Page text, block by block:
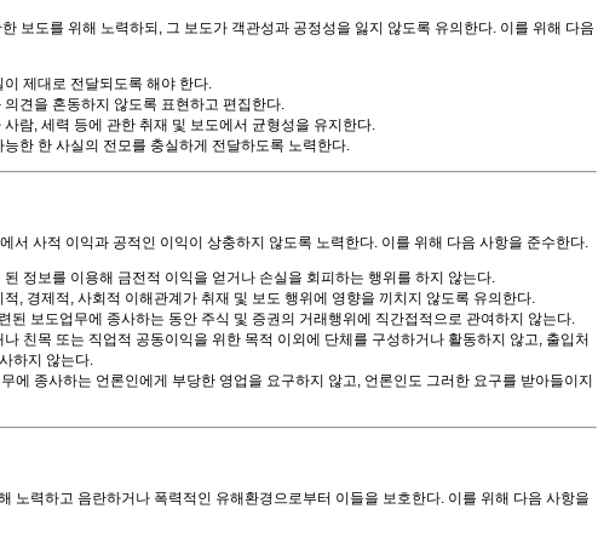
보도를 위해 노력하되, 그 보도가 객관성과 공정성을 잃지 않도록 유의한다. 이를 위해 다음
제대로 전달되도록 해야 한다.
견을 혼동하지 않도록 표현하고 편집한다.
람, 세력 등에 관한 취재 및 보도에서 균형성을 유지한다.
한 한 사실의 전모를 충실하게 전달하도록 노력한다.
서 사적 이익과 공적인 이익이 상충하지 않도록 노력한다. 이를 위해 다음 사항을 준수한다.
정보를 이용해 금전적 이익을 얻거나 손실을 회피하는 행위를 하지 않는다.
, 경제적, 사회적 이해관계가 취재 및 보도 행위에 영향을 끼치지 않도록 유의한다.
된 보도업무에 종사하는 동안 주식 및 증권의 거래행위에 직간접적으로 관여하지 않는다.
친목 또는 직업적 공동이익을 위한 목적 이외에 단체를 구성하거나 활동하지 않고, 출입처
하지 않는다.
에 종사하는 언론인에게 부당한 영업을 요구하지 않고, 언론인도 그러한 요구를 받아들이지
노력하고 음란하거나 폭력적인 유해환경으로부터 이들을 보호한다. 이를 위해 다음 사항을